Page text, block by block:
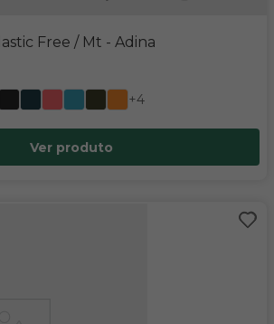
Free / Mt - Adina
+4
Ver produto